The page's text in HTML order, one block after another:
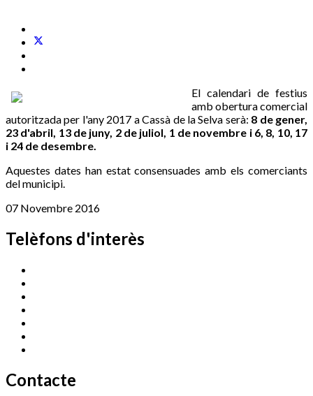
El calendari de festius
amb obertura comercial
autoritzada per l'any 2017 a Cassà de la Selva serà: 8 de gener,
23 d'abril, 13 de juny, 2 de juliol, 1 de novembre i 6, 8, 10, 17
i 24 de desembre.
Aquestes dates han estat consensuades amb els comerciants
del municipi.
07 Novembre 2016
Telèfons d'interès
Contacte